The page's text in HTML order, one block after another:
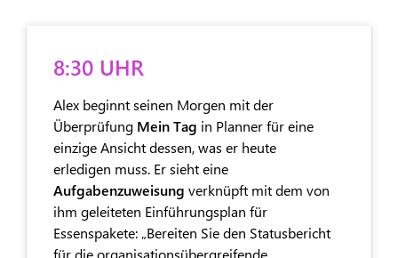
8:30 UHR
Alex beginnt seinen Morgen mit der
Überprüfung Mein Tag in Planner für eine
einzige Ansicht dessen, was er heute
erledigen muss. Er sieht eine
Aufgabenzuweisung verknüpft mit dem von
ihm geleiteten Einführungsplan für
Essenspakete: „Bereiten Sie den Statusbericht
für die organisationsübergreifende